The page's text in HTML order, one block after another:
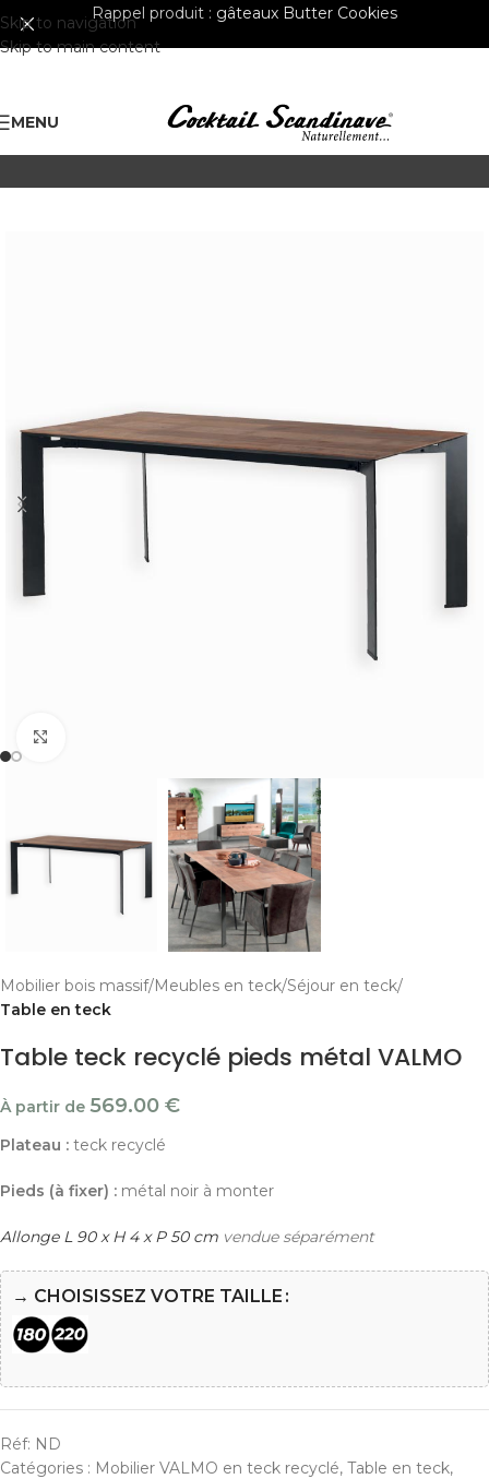
Skip to navigation
Skip to main content
Rappel produit : gâteaux Butter Cookies
MENU
Mobilier bois massif Meubles en teck Séjour en teck
Table en teck
Table teck recyclé pieds métal VALMO
À partir de 569.00 €
Plateau : teck recyclé
Pieds (à fixer) : métal noir à monter
Allonge L 90 x H 4 x P 50 cm vendue séparément
→ CHOISISSEZ VOTRE TAILLE
Réf: ND
Catégories : Mobilier VALMO en teck recyclé, Table en teck,